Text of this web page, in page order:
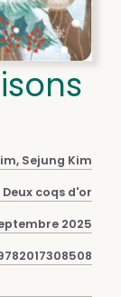
Sejung Kim
Deux coqs d'or
2025